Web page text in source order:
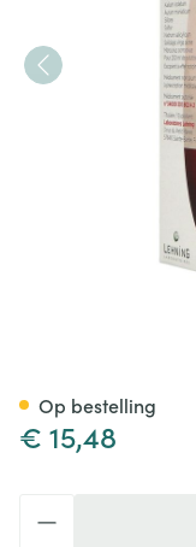
€ 15,48
Op bestelling